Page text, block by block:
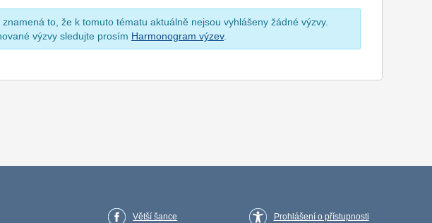
to, že k tomuto tématu aktuálně nejsou vyhlášeny žádné výzvy.
výzvy sledujte prosím Harmonogram výzev.
Větší šance Prohlášení o přístupnosti